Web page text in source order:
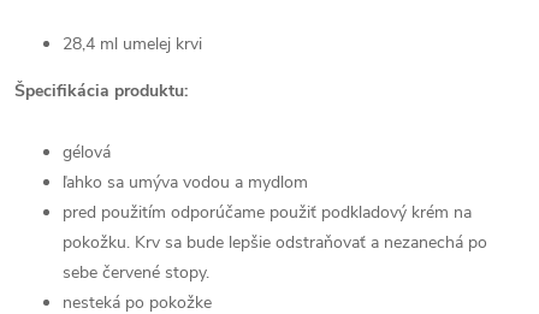
28,4 ml umelej krvi
Špecifikácia produktu:
gélová
ľahko sa umýva vodou a mydlom
pred použitím odporúčame použiť podkladový krém na
pokožku. Krv sa bude lepšie odstraňovať a nezanechá po
sebe červené stopy.
nesteká po pokožke